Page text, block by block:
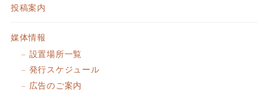
投稿案内
媒体情報
設置場所一覧
発行スケジュール
広告のご案内